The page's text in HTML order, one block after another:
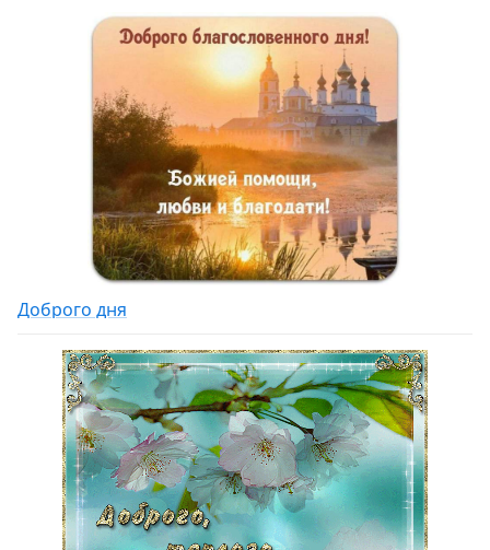
Доброго дня